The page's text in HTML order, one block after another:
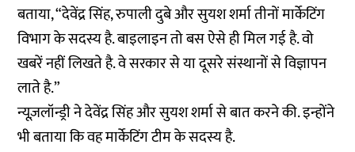
बताया, “देवेंद्र सिंह, रुपाली दुबे और सुयश शर्मा तीनों मार्केटिंग
विभाग के सदस्य है. बाइलाइन तो बस ऐसे ही मिल गई है. वो
खबरें नहीं लिखते है. वे सरकार से या दूसरे संस्थानों से विज्ञापन
लाते है.”
न्यूज़लॉन्ड्री ने देवेंद्र सिंह और सुयश शर्मा से बात करने की. इन्होंने
भी बताया कि वह मार्केटिंग टीम के सदस्य है.